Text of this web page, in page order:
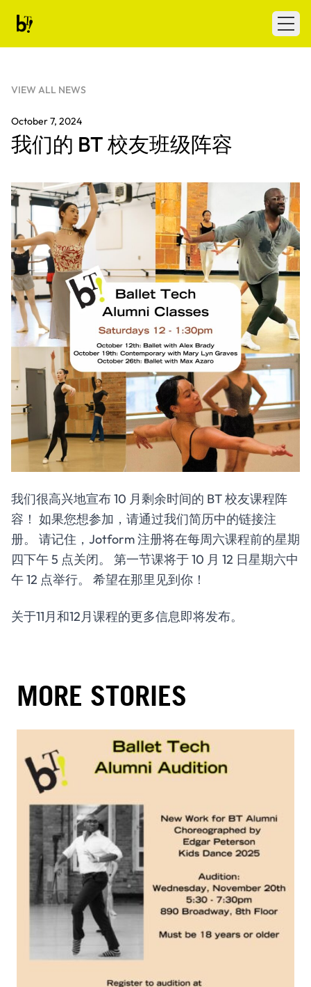
Ballet Tech
VIEW ALL NEWS
October 7, 2024
我们的 BT 校友班级阵容
我们很高兴地宣布 10 月剩余时间的 BT 校友课程阵
容！ 如果您想参加，请通过我们简历中的链接注
册。 请记住，Jotform 注册将在每周六课程前的星期
四下午 5 点关闭。 第一节课将于 10 月 12 日星期六中
午 12 点举行。 希望在那里见到你！
关于11月和12月课程的更多信息即将发布。
MORE STORIES